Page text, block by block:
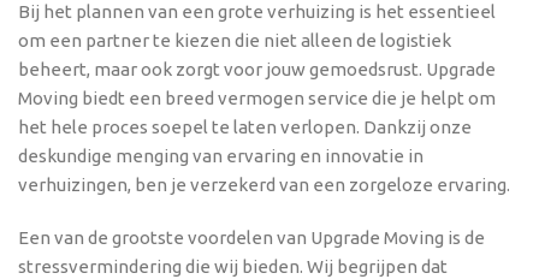
Bij het plannen van een grote verhuizing is het essentieel
om een partner te kiezen die niet alleen de logistiek
beheert, maar ook zorgt voor jouw gemoedsrust. Upgrade
Moving biedt een breed vermogen service die je helpt om
het hele proces soepel te laten verlopen. Dankzij onze
deskundige menging van ervaring en innovatie in
verhuizingen, ben je verzekerd van een zorgeloze ervaring.
Een van de grootste voordelen van Upgrade Moving is de
stressvermindering die wij bieden. Wij begrijpen dat